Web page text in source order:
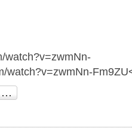
watch?v=zwmNn-
watch?v=zwmNn-